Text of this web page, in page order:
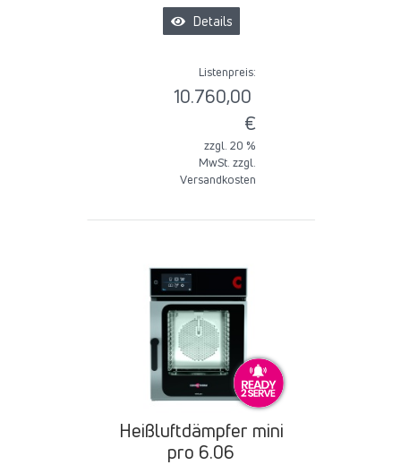
Details
Listenpreis:
10.760,00
€
zzgl. 20 %
MwSt. zzgl.
Versandkosten
Heißluftdämpfer mini
pro 6.06